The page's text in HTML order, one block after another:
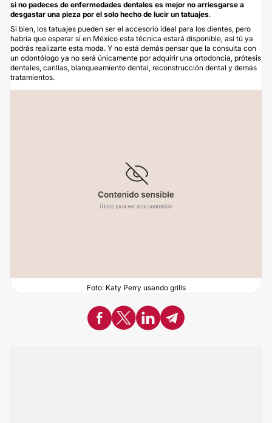
si no padeces de enfermedades dentales es mejor no arriesgarse a
desgastar una pieza por el solo hecho de lucir un tatuajes.
Si bien, los tatuajes pueden ser el accesorio ideal para los dientes, pero
habría que esperar sí en México esta técnica estará disponible, así tú ya
podrás realizarte esta moda. Y no está demás pensar que la consulta con
un odontólogo ya no será únicamente por adquirir una ortodoncia, prótesis
dentales, carillas, blanqueamiento dental, reconstrucción dental y demás
tratamientos.
Foto: Katy Perry usando grills